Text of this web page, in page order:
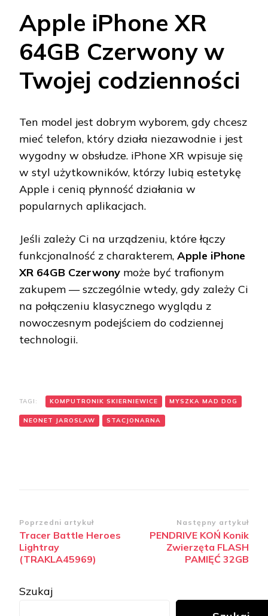
Apple iPhone XR
64GB Czerwony w
Twojej codzienności
Ten model jest dobrym wyborem, gdy chcesz
mieć telefon, który działa niezawodnie i jest
wygodny w obsłudze. iPhone XR wpisuje się
w styl użytkowników, którzy lubią estetykę
Apple i cenią płynność działania w
popularnych aplikacjach.
Jeśli zależy Ci na urządzeniu, które łączy
funkcjonalność z charakterem, Apple iPhone
XR 64GB Czerwony może być trafionym
zakupem — szczególnie wtedy, gdy zależy Ci
na połączeniu klasycznego wyglądu z
nowoczesnym podejściem do codziennej
technologii.
TAGI: KOMPUTRONIK SKIERNIEWICE MYSZKA MAD DOG
NEONET JAROSLAW STACJONARNA
Zobacz
wpisy
Poprzedni artykuł
Tracer Battle Heroes
Lightray
(TRAKLA45969)
Następny artykuł
PENDRIVE KOŃ Konik
Zwierzęta FLASH
PAMIĘĆ 32GB
Szukaj